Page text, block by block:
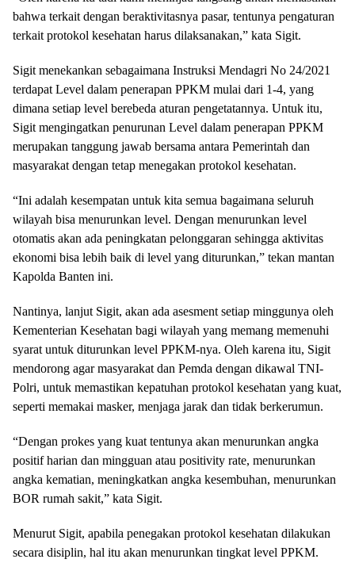
bahwa terkait dengan beraktivitasnya pasar, tentunya pengaturan
terkait protokol kesehatan harus dilaksanakan,” kata Sigit.
Sigit menekankan sebagaimana Instruksi Mendagri No 24/2021
terdapat Level dalam penerapan PPKM mulai dari 1-4, yang
dimana setiap level berebeda aturan pengetatannya. Untuk itu,
Sigit mengingatkan penurunan Level dalam penerapan PPKM
merupakan tanggung jawab bersama antara Pemerintah dan
masyarakat dengan tetap menegakan protokol kesehatan.
“Ini adalah kesempatan untuk kita semua bagaimana seluruh
wilayah bisa menurunkan level. Dengan menurunkan level
otomatis akan ada peningkatan pelonggaran sehingga aktivitas
ekonomi bisa lebih baik di level yang diturunkan,” tekan mantan
Kapolda Banten ini.
Nantinya, lanjut Sigit, akan ada asesment setiap minggunya oleh
Kementerian Kesehatan bagi wilayah yang memang memenuhi
syarat untuk diturunkan level PPKM-nya. Oleh karena itu, Sigit
mendorong agar masyarakat dan Pemda dengan dikawal TNI-
Polri, untuk memastikan kepatuhan protokol kesehatan yang kuat,
seperti memakai masker, menjaga jarak dan tidak berkerumun.
“Dengan prokes yang kuat tentunya akan menurunkan angka
positif harian dan mingguan atau positivity rate, menurunkan
angka kematian, meningkatkan angka kesembuhan, menurunkan
BOR rumah sakit,” kata Sigit.
Menurut Sigit, apabila penegakan protokol kesehatan dilakukan
secara disiplin, hal itu akan menurunkan tingkat level PPKM.